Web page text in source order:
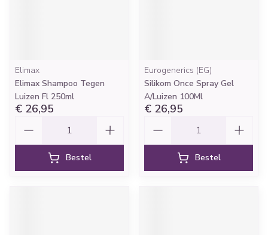
Elimax
Elimax Shampoo Tegen
Luizen Fl 250ml
€ 26,95
Bestel
Eurogenerics (EG)
Silikom Once Spray Gel
A/Luizen 100Ml
€ 26,95
Bestel